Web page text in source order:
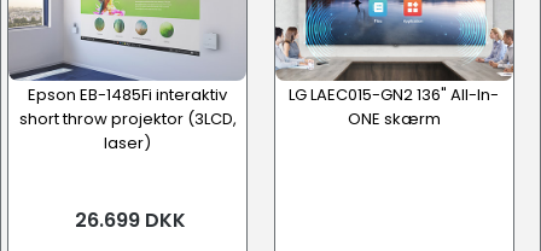
Epson EB-1485Fi interaktiv
short throw projektor (3LCD,
laser)
26.699 DKK
LG LAEC015-GN2 136" All-In-
ONE skærm